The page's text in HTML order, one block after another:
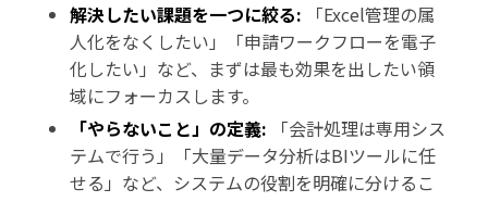
解決したい課題を一つに絞る: 「Excel管理の属
人化をなくしたい」「申請ワークフローを電子
化したい」など、まずは最も効果を出したい領
域にフォーカスします。
「やらないこと」の定義: 「会計処理は専用シス
テムで行う」「大量データ分析はBIツールに任
せる」など、システムの役割を明確に分けるこ